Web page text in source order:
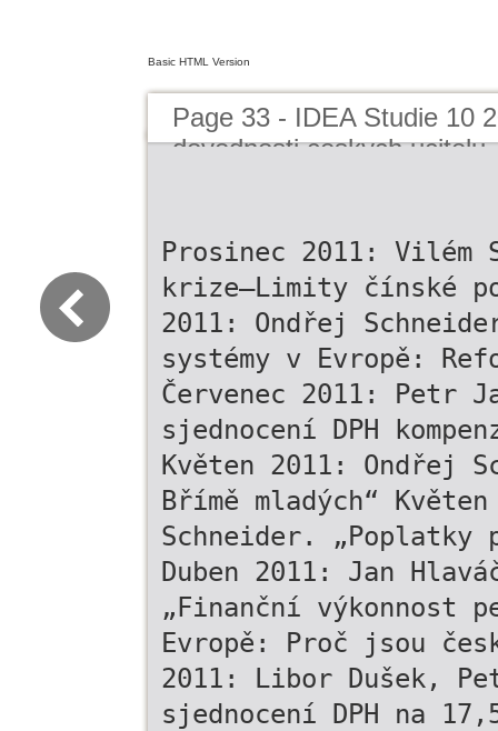
Basic HTML Version
Page 33 - IDEA Studie 10
dovednosti ceskych ucitelu
Prosinec 2011: Vilém
krize—Limity čínské
2011: Ondřej
systémy v Evropě:
Červenec 2011: Petr
sjednocení DPH
Květen 2011: Ondřej
Břímě mladých“
Schneider. „Poplatky
Duben 2011: Jan
„Finanční výkonnost
Evropě: Proč jsou
2011: Libor Dušek,
sjednocení DPH na